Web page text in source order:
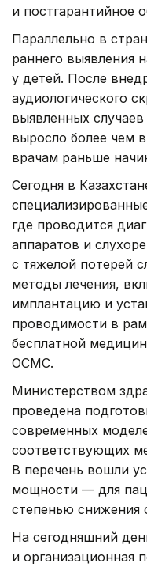
и постгарантийное
Параллельно в
раннего выявления
у детей. После
аудиологического
выявленных
выросло более чем
врачам раньше
Сегодня в
где проводится
аппаратов и
с тяжелой потерей
методы лечения,
имплантацию и
проводимости в
бесплатной
ОСМС.
Министерством
проведена
современных
соответствующих
В перечень вошли
мощности — для
степенью снижения
На сегодняшний
и организационная